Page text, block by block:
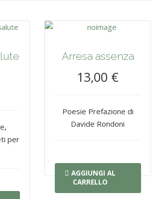
per
Arresa assenza
13,00 €
Poesie Prefazione di
Davide Rondoni
AGGIUNGI AL
CARRELLO